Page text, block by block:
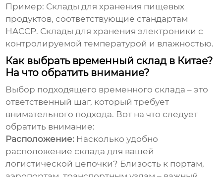
Пример: Склады для хранения пищевых
продуктов, соответствующие стандартам
HACCP. Склады для хранения электроники с
контролируемой температурой и влажностью.
Как выбрать временный склад в Китае?
На что обратить внимание?
Выбор подходящего временного склада – это
ответственный шаг, который требует
внимательного подхода. Вот на что следует
обратить внимание:
Расположение: Насколько удобно
расположение склада для вашей
логистической цепочки? Близость к портам,